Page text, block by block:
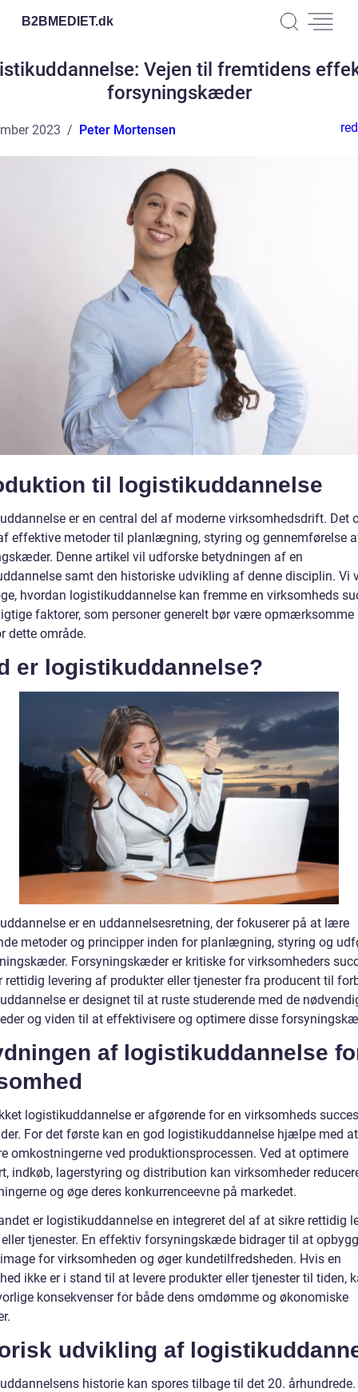
B2BMEDIET.dk
Vejen til fremtidens
forsyningskæder
2023 Peter Mortensen
til logistikuddannelse
er en central del af moderne virksomhedsdrift. Det
effektive metoder til planlægning, styring og gennemførelse
Denne artikel vil udforske betydningen af en
samt den historiske udvikling af denne disciplin. Vi
hvordan logistikuddannelse kan fremme en virksomheds
faktorer, som personer generelt bør være opmærksomme
dette område.
er logistikuddannelse?
er en uddannelsesretning, der fokuserer på at lære
metoder og principper inden for planlægning, styring og
Forsyningskæder er kritiske for virksomheders
rettidig levering af produkter eller tjenester fra producent til
er designet til at ruste studerende med de
og viden til at effektivisere og optimere disse
af logistikuddannelse
logistikuddannelse er afgørende for en virksomheds
For det første kan en god logistikuddannelse hjælpe med at
omkostningerne ved produktionsprocessen. Ved at optimere
indkøb, lagerstyring og distribution kan virksomheder
og øge deres konkurrenceevne på markedet.
er logistikuddannelse en integreret del af at sikre rettidig
tjenester. En effektiv forsyningskæde bidrager til at
for virksomheden og øger kundetilfredsheden. Hvis en
ikke er i stand til at levere produkter eller tjenester til tiden,
konsekvenser for både dens omdømme og økonomiske
udvikling af
historie kan spores tilbage til det 20. århundrede.